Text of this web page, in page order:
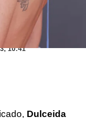
10:41
Dulceida